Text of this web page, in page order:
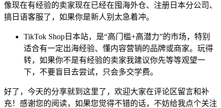
像现在有经验的卖家现在已经在囤海外仓、注册日本分公司、
搞日语客服了，如果你是新人别太急着冲。
TikTok Shop日本站，是“高门槛+高潜力”的市场，特别
适合有一定出海经验、懂内容营销的品牌或商家。玩得
转，如果你不是有经验的卖家我建议你先等等观望一
下，不要盲目去尝试，只会多交学费。
好了，今天的分享就到这里了，欢迎大家在评论区留言和补
充！感谢您的阅读，如果您觉得不错的话，不妨给我点个关注